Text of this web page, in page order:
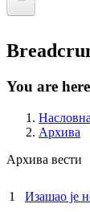
Златиборске
Мапа
Привреда
Образовање
Удружења
Локална
You are
Архива
Архива вести
1 Изашао је